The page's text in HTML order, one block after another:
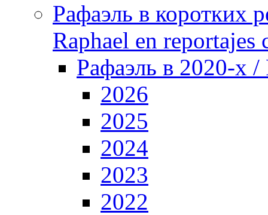
Рафаэль в коротких
Raphael en reportajes
Рафаэль в 2020-х /
2026
2025
2024
2023
2022